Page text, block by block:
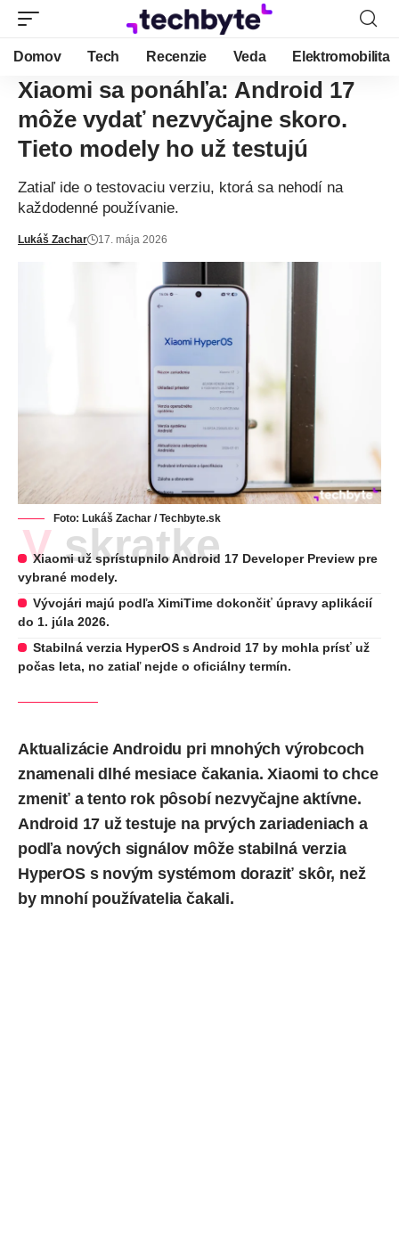
Domov Tech Recenzie Veda Elektromobilita
Xiaomi sa ponáhľa: Android 17
môže vydať nezvyčajne skoro.
Tieto modely ho už testujú
Zatiaľ ide o testovaciu verziu, ktorá sa nehodí na
každodenné používanie.
Lukáš Zachar 17. mája 2026
Foto: Lukáš Zachar / Techbyte.sk
V skratke
Xiaomi už sprístupnilo Android 17 Developer Preview pre
vybrané modely.
Vývojári majú podľa XimiTime dokončiť úpravy aplikácií
do 1. júla 2026.
Stabilná verzia HyperOS s Android 17 by mohla prísť už
počas leta, no zatiaľ nejde o oficiálny termín.
Aktualizácie Androidu pri mnohých výrobcoch
znamenali dlhé mesiace čakania. Xiaomi to chce
zmeniť a tento rok pôsobí nezvyčajne aktívne.
Android 17 už testuje na prvých zariadeniach a
podľa nových signálov môže stabilná verzia
HyperOSs novým systémom doraziť skôr, než
by mnohí používatelia čakali.